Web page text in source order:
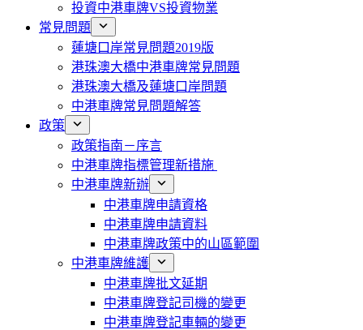
投資中港車牌VS投資物業
常見問題
蓮塘口岸常見問題2019版
港珠澳大橋中港車牌常見問題
港珠澳大橋及蓮塘口岸問題
中港車牌常見問題解答
政策
政策指南－序言
中港車牌指標管理新措施
中港車牌新辦
中港車牌申請資格
中港車牌申請資料
中港車牌政策中的山區範圍
中港車牌維護
中港車牌批文延期
中港車牌登記司機的變更
中港車牌登記車輛的變更